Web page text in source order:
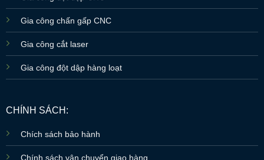
Gia công chấn gấp CNC
Gia công cắt laser
Gia công đột dập hàng loạt
CHÍNH SÁCH:
Chích sách bảo hành
Chính sách vận chuyển giao hàng